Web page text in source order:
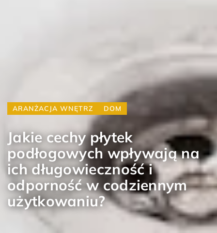
ARANŻACJA WNĘTRZ DOM
Jakie cechy płytek
podłogowych wpływają na
ich długowieczność i
odporność w codziennym
użytkowaniu?